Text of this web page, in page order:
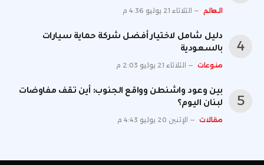
العالم الثلاثاء 21 يوليو 4:36 م
دليل شامل لاختيار أفضل شركة حماية سيارات
بالسعودية
منوعات الثلاثاء 21 يوليو 2:03 م
بين وعود واشنطن وواقع الجنوب: أين تقف مفاوضات
لبنان اليوم؟
مقالات الإثنين 20 يوليو 4:43 م